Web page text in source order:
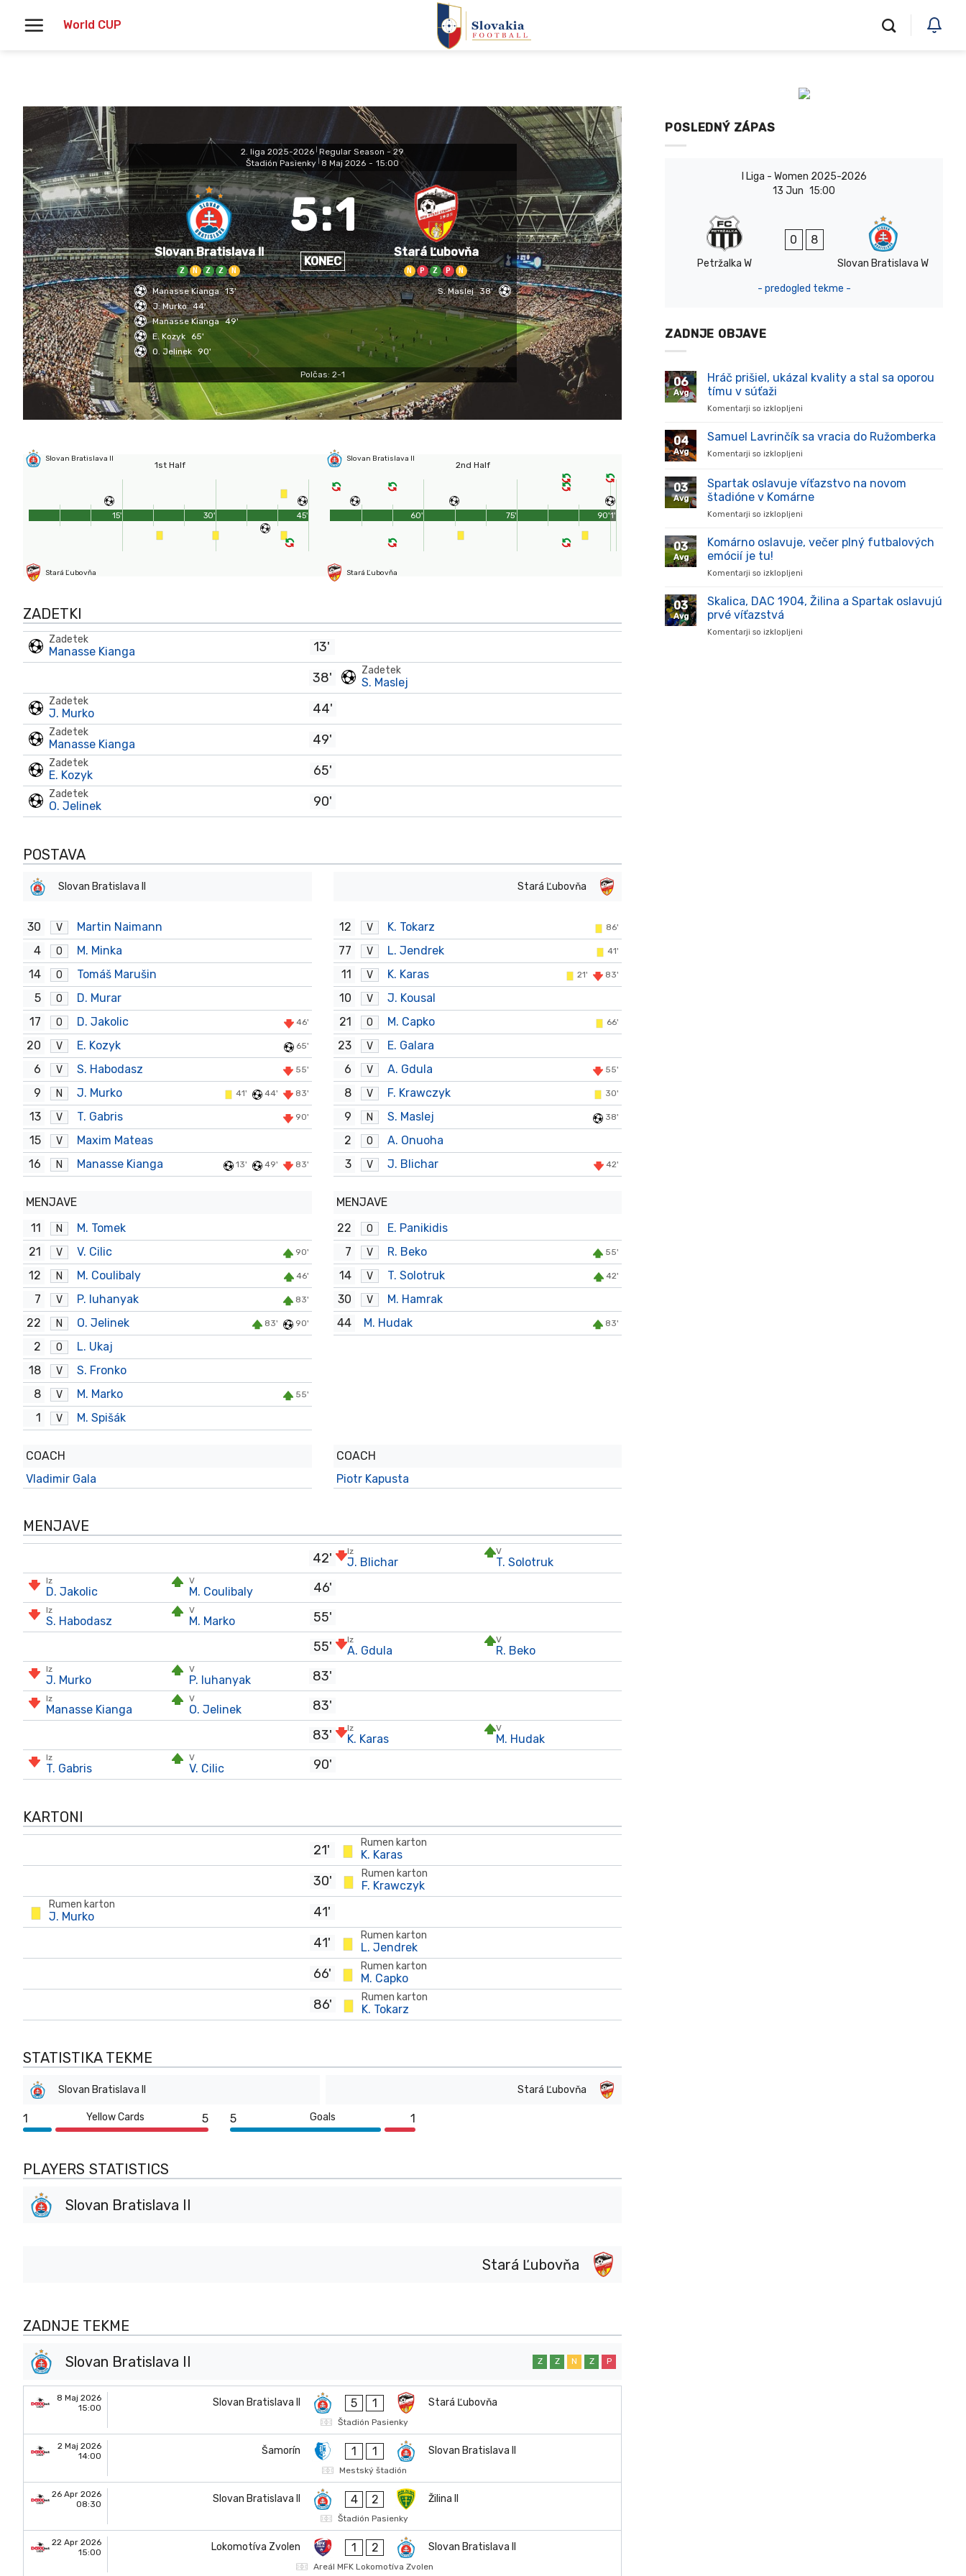
World CUP
2. liga 2025-2026 Regular Season - 29
Štadión Pasienky 8 Maj 2026 - 15:00
Slovan Bratislava II
Z N Z Z N
5:1
KONEC
Stará Ľubovňa
N P Z P N
Manasse Kianga 13'
J. Murko 44'
Manasse Kianga 49'
E. Kozyk 65'
O. Jelinek 90'
S. Maslej 38'
Polčas: 2-1
Slovan Bratislava II
1st Half
Stará Ľubovňa
45'
15' 30'
Slovan Bratislava II
2nd Half
Stará Ľubovňa
90'
60' 75' 1'
ZADETKI
Zadetek
Manasse Kianga
13'
38'
Zadetek
S. Maslej
Zadetek
J. Murko 44'
Zadetek
Manasse Kianga 49'
Zadetek
E. Kozyk 65'
Zadetek
O. Jelinek 90'
POSTAVA
Slovan Bratislava II
30 V
Martin Naimann
4
O
M. Minka
14
O
Tomáš Marušin
5
O
D. Murar
17
O D. Jakolic 46'
20 V E. Kozyk 65'
6 V S. Habodasz 55'
9 N J. Murko 41' 44' 83'
13 V T. Gabris 90'
15 V
Maxim Mateas
16
N Manasse Kianga 13' 49' 83'
MENJAVE
11
N
M. Tomek
21
V V. Cilic 90'
12 N M. Coulibaly 46'
7 V P. Iuhanyak 83'
22 N O. Jelinek 83' 90'
2 O
L. Ukaj
18
V
S. Fronko
8
V M. Marko 55'
1 V M. Spišák
COACH
Vladimir Gala
Stará Ľubovňa
12 V K. Tokarz 86'
77 V L. Jendrek 41'
11 V K. Karas 21' 83'
10 V
J. Kousal
21
O M. Capko 66'
23 V
E. Galara
6
V A. Gdula 55'
8 V F. Krawczyk 30'
9 N S. Maslej 38'
2 O
A. Onuoha
3
V J. Blichar 42'
MENJAVE
22
O
E. Panikidis
7
V R. Beko 55'
14 V T. Solotruk 42'
30 V
M. Hamrak
44
M. Hudak 83'
COACH
Piotr Kapusta
MENJAVE
42' Iz
J. Blichar
V
T. Solotruk
Iz
D. Jakolic
V
M. Coulibaly 46'
Iz
S. Habodasz
V
M. Marko
55'
55'
Iz
A. Gdula
V
R. Beko
Iz
J. Murko
V
P. Iuhanyak 83'
Iz
Manasse Kianga
V
O. Jelinek
83'
83'
Iz
K. Karas
V
M. Hudak
Iz
T. Gabris
V
V. Cilic 90'
KARTONI
21' Rumen karton
K. Karas
30' Rumen karton
F. Krawczyk
Rumen karton
J. Murko
41'
41'
Rumen karton
L. Jendrek
66' Rumen karton
M. Capko
86' Rumen karton
K. Tokarz
STATISTIKA TEKME
Slovan Bratislava II Stará Ľubovňa
1 Yellow Cards 5 5 Goals 1
PLAYERS STATISTICS
Slovan Bratislava II
Stará Ľubovňa
ZADNJE TEKME
Slovan Bratislava II Z Z N Z P
8 Maj 2026
15:00
Slovan Bratislava II 5 1 Stará Ľubovňa
Štadión Pasienky
2 Maj 2026
14:00
Šamorín 1 1 Slovan Bratislava II
Mestský štadión
26 Apr 2026
08:30
Slovan Bratislava II 4 2 Žilina II
Štadión Pasienky
22 Apr 2026
15:00
Lokomotíva Zvolen 1 2 Slovan Bratislava II
Areál MFK Lokomotíva Zvolen
POSLEDNÝ ZÁPAS
I Liga - Women 2025-2026
13 Jun 15:00
Petržalka W
0 8
Slovan Bratislava W
- predogled tekme -
ZADNJE OBJAVE
06
Avg
Hráč prišiel, ukázal kvality a stal sa oporou
tímu v súťaži
Komentarji so izklopljeni
prišiel,
stal
sa
súťaži
04
Avg
Samuel Lavrinčík sa vracia do Ružomberka
Komentarji so izklopljeni
Lavrinčík
vracia
03
Avg
Spartak oslavuje víťazstvo na novom
štadióne v Komárne
Komentarji so izklopljeni
oslavuje
v
03
Avg
Komárno oslavuje, večer plný futbalových
emócií je tu!
Komentarji so izklopljeni
oslavuje,
03
Avg
Skalica, DAC 1904, Žilina a Spartak oslavujú
prvé víťazstvá
Komentarji so izklopljeni